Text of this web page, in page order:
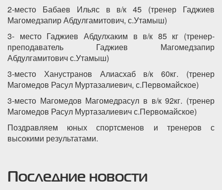
2-место Бабаев Ильяс в в/к 45 (тренер Гаджиев
Магомедзапир Абдулгамитович, с.Утамыш)
3- место Гаджиев Абдулхаким в в/к 85 кг (тренер-
преподаватель Гаджиев Магомедзапир
Абдулгамитович с.Утамыш)
3-место Ханустранов Алиасхаб в/к 60кг. (тренер
Магомедов Расул Муртазалиевич, с.Первомайское)
3-место Магомедов Магомедрасул в в/к 92кг. (тренер
Магомедов Расул Муртазалиевич с.Первомайское)
Поздравляем юных спортсменов и тренеров с
высокими результатами.
Последние новости